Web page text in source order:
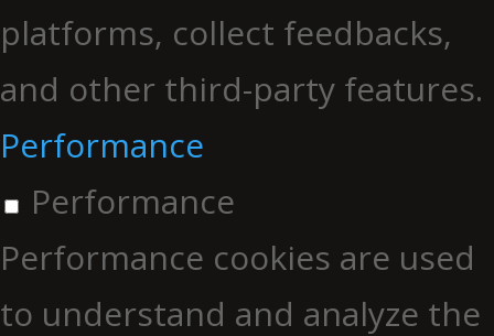
platforms, collect feedbacks,
and other third-party features.
Performance
Performance
Performance cookies are used
to understand and analyze the